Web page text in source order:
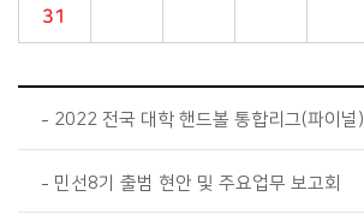
31
2022 전국 대학 핸드볼 통합리그(파이널)
민선8기 출범 현안 및 주요업무 보고회